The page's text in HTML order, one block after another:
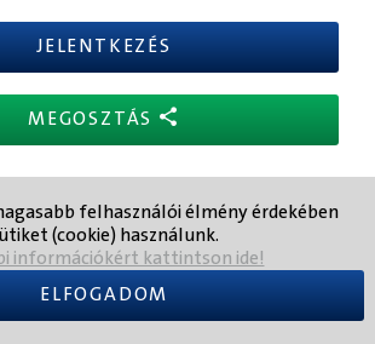
JELENTKEZÉS
MEGOSZTÁS
tájékoztató
Fővárosi
Művek Zrt.
felhasználói élmény érdekében
(cookie) használunk.
információkért kattintson ide!
ELFOGADOM